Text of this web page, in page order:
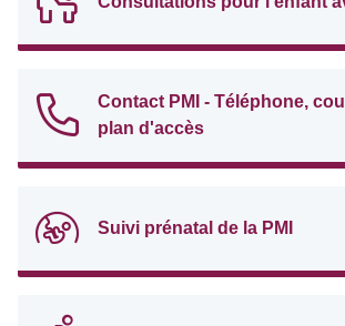
Contact PMI - Téléphone,
plan d'accès
Suivi prénatal de la PMI